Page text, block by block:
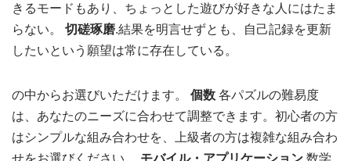
きるモードもあり、ちょっとした遊びが好きな人にはたま
らない。 切磋琢磨.結果を明言せずとも、自己記録を更新
したいという願望は常に存在している。
の中からお選びいただけます。 個数 各パズルの難易度
は、あなたのニーズに合わせて調整できます。初心者の方
はシンプルな組み合わせを、上級者の方は複雑な組み合わ
せをお選びください。 モバイル・アプリケーション 数学